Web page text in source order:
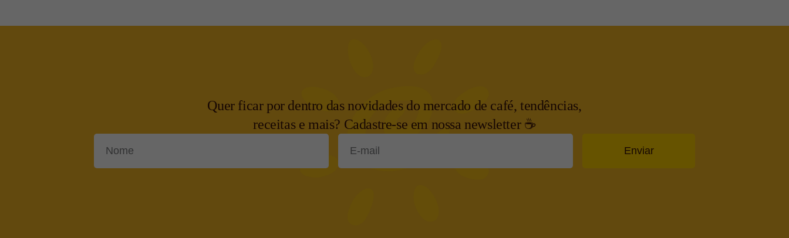
Quer ficar por dentro das novidades do mercado de café, tendências,
receitas e mais? Cadastre-se em nossa newsletter ☕
Enviar